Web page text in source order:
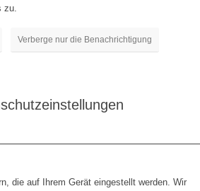
zu.
Verberge nur die Benachrichtigung
die auf Ihrem Gerät eingestellt werden. Wir